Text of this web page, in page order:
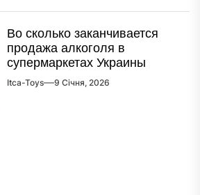
Во сколько заканчивается
продажа алкоголя в
супермаркетах Украины
Itca-Toys 9 Січня, 2026